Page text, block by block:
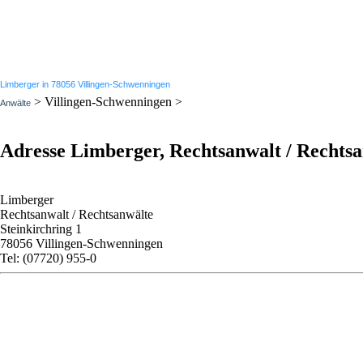
Limberger in 78056 Villingen-Schwenningen
Anwälte > Villingen-Schwenningen >
Adresse Limberger, Rechtsanwalt /
Limberger
Rechtsanwalt / Rechtsanwälte
Steinkirchring 1
78056 Villingen-Schwenningen
Tel: (07720) 955-0